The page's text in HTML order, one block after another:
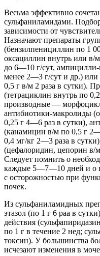
Весьма эффективно
сульфаниламидами.
зависимости от
Назначают препараты
(бензилпенициллин по 1
оксациллин внутрь или
до 6—10 г/сут,
менее 2—3 г/сут и др.)
0,5 г в/м 2 раза в сутки).
(тетрациклин внутрь по
производные —
антибиотики-макролиды
0,25 г 4—6 раз в сутки),
(канамицин в/м по 0,5 г
0,4 мг/кг 2—3 раза в
(цефалоридин, цепорин в/
Следует помнить о
каждые 5—7—10 дней и о
с осторожностью при
почек.
Из сульфаниламидных
этазол (по 1 г 6 раа в
действия
по 1 г в течение 2 нед;
токсин). У большинства
исчезают изменения в